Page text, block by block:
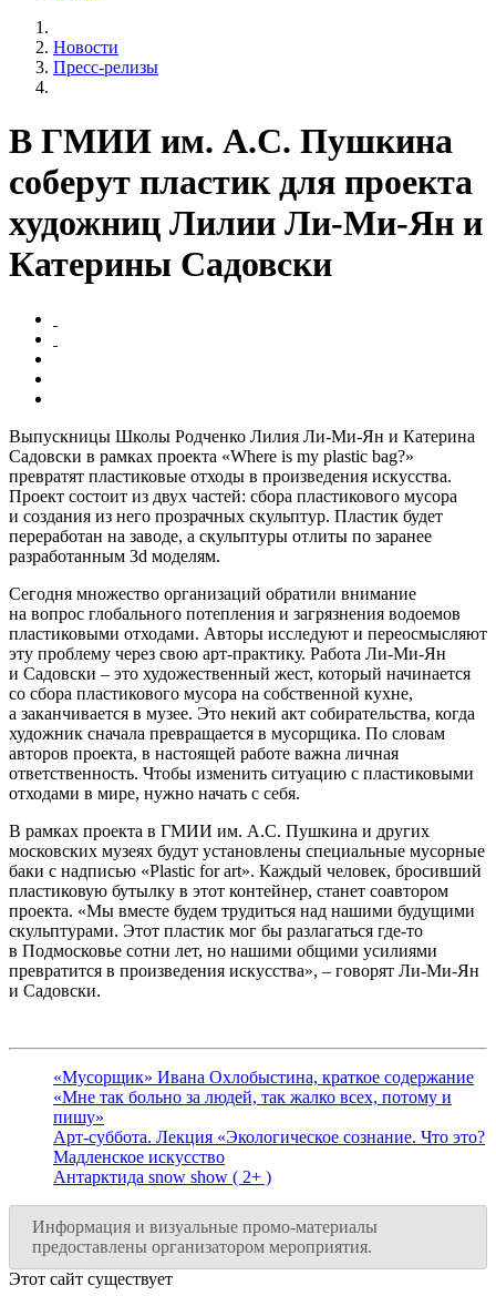
Новости
Пресс-релизы
В ГМИИ им. А.С. Пушкина
соберут пластик для проекта
художниц Лилии Ли-Ми-Ян и
Катерины Садовски
Выпускницы Школы Родченко Лилия Ли-Ми-Ян и Катерина
Садовски в рамках проекта «Where is my plastic bag?»
превратят пластиковые отходы в произведения искусства.
Проект состоит из двух частей: сбора пластикового мусора
и создания из него прозрачных скульптур. Пластик будет
переработан на заводе, а скульптуры отлиты по заранее
разработанным 3d моделям.
Сегодня множество организаций обратили внимание
на вопрос глобального потепления и загрязнения водоемов
пластиковыми отходами. Авторы исследуют и переосмысляют
эту проблему через свою арт-практику. Работа Ли-Ми-Ян
и Садовски – это художественный жест, который начинается
со сбора пластикового мусора на собственной кухне,
а заканчивается в музее. Это некий акт собирательства, когда
художник сначала превращается в мусорщика. По словам
авторов проекта, в настоящей работе важна личная
ответственность. Чтобы изменить ситуацию с пластиковыми
отходами в мире, нужно начать с себя.
В рамках проекта в ГМИИ им. А.С. Пушкина и других
московских музеях будут установлены специальные мусорные
баки с надписью «Plastic for art». Каждый человек, бросивший
пластиковую бутылку в этот контейнер, станет соавтором
проекта. «Мы вместе будем трудиться над нашими будущими
скульптурами. Этот пластик мог бы разлагаться где-то
в Подмосковье сотни лет, но нашими общими усилиями
превратится в произведения искусства», – говорят Ли-Ми-Ян
и Садовски.
«Мусорщик» Ивана Охлобыстина, краткое содержание
«Мне так больно за людей, так жалко всех, потому и
пишу»
Арт-суббота. Лекция «Экологическое сознание. Что это?
Мадленское искусство
Антарктида snow show ( 2+ )
Информация и визуальные промо-материалы
предоставлены организатором мероприятия.
Этот сайт существует